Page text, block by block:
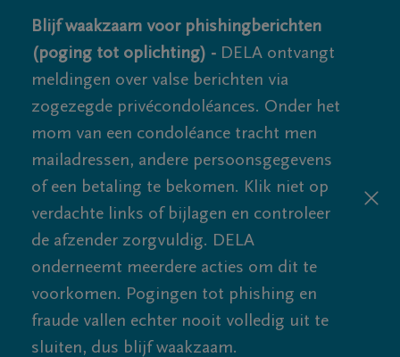
Blijf waakzaam voor phishingberichten
(poging tot oplichting) - DELA ontvangt
meldingen over valse berichten via
zogezegde privécondoléances. Onder het
mom van een condoléance tracht men
mailadressen, andere persoonsgegevens
of een betaling te bekomen. Klik niet op
verdachte links of bijlagen en controleer
de afzender zorgvuldig. DELA
onderneemt meerdere acties om dit te
voorkomen. Pogingen tot phishing en
fraude vallen echter nooit volledig uit te
sluiten, dus blijf waakzaam.